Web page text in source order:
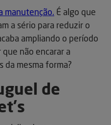
manutenção. É algo que
a sério para reduzir o
ampliando o período
que não encarar a
da mesma forma?
de